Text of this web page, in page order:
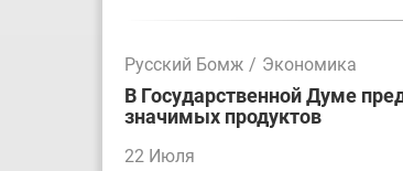
Русский Бомж / Экономика
В Государственной Думе
значимых продуктов
22 Июля